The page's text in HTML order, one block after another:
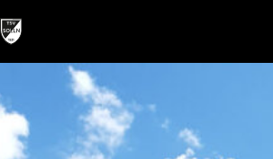
Inhalt
springen